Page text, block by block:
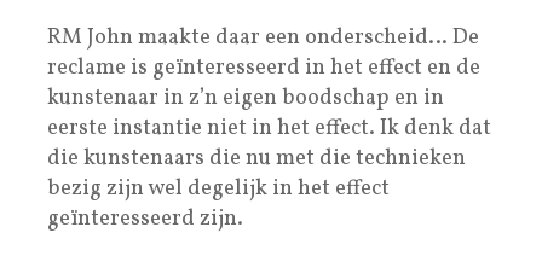
RM John maakte daar een onderscheid… De
reclame is geïnteresseerd in het effect en de
kunstenaar in z’n eigen boodschap en in
eerste instantie niet in het effect. Ik denk dat
die kunstenaars die nu met die technieken
bezig zijn wel degelijk in het effect
geïnteresseerd zijn.